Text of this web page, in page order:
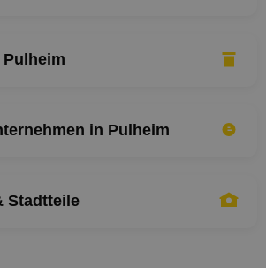
in Pulheim
Stadtteile